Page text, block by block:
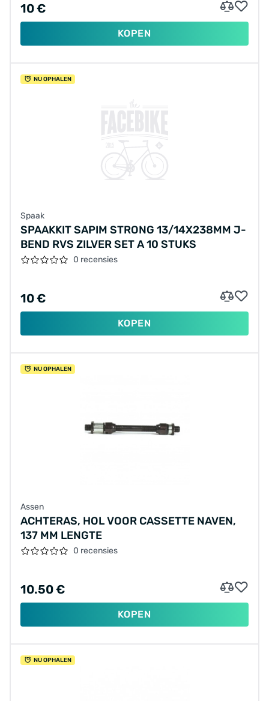
10 €
KOPEN
NU OPHALEN
Spaak
SPAAKKIT SAPIM STRONG 13/14X238MM J-
BEND RVS ZILVER SET A 10 STUKS
0 recensies
10 €
KOPEN
NU OPHALEN
Assen
ACHTERAS, HOL VOOR CASSETTE NAVEN,
137 MM LENGTE
0 recensies
10.50 €
KOPEN
NU OPHALEN